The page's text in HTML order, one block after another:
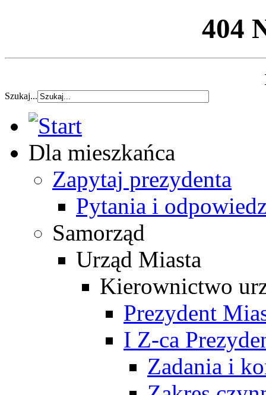
404
Szukaj...
Dla mieszkańca
Zapytaj prezydenta
Pytania i
Samorząd
Urząd Miasta
Kierownictwo
Prezydent
I Z-ca
Zadania i